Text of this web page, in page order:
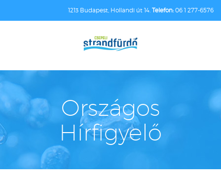
1213 Budapest, Hollandi út 14. Telefon:06 1 277-6576
Országos
Hírfigyelő